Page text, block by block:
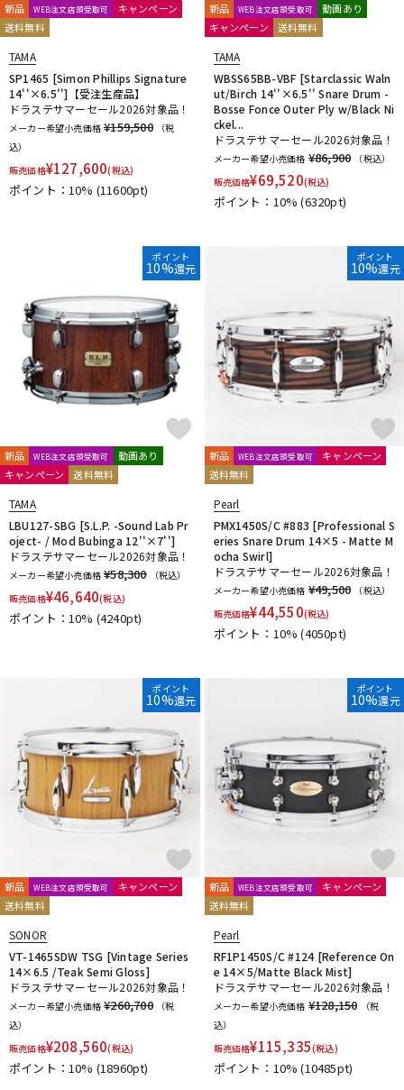
新品 WEB注文店頭受取可
キャンペーン
送料無料
TAMA
SP1465 [Simon Phillips Signature
14''×6.5'']【受注生産品】
ドラステサマーセール2026対象品！
メーカー希望小売価格 ¥159,500
（税
込）
販売価格¥127,600(税込)
ポイント：10% (11600pt)
新品 WEB注文店頭受取可
動画あり
キャンペーン
送料無料
TAMA
WBSS65BB-VBF [Starclassic Waln
ut/Birch 14''×6.5'' Snare Drum -
Bosse Fonce Outer Ply w/Black Ni
ckel...
ドラステサマーセール2026対象品！
メーカー希望小売価格 ¥86,900
（税込）
販売価格¥69,520(税込)
ポイント：10%(6320pt)
ポイント
10%還元
新品 WEB注文店頭受取可
動画あり
キャンペーン
送料無料
TAMA
LBU127-SBG [S.L.P. -Sound Lab Pr
oject- / Mod Bubinga 12''×7'']
ドラステサマーセール2026対象品！
メーカー希望小売価格 ¥58,300
（税込）
販売価格¥46,640(税込)
ポイント：10% (4240pt)
ポイント
10%還元
新品 WEB注文店頭受取可
キャンペーン
送料無料
Pearl
PMX1450S/C #883 [Professional S
eries Snare Drum 14×5 - Matte M
ocha Swirl]
ドラステサマーセール2026対象品！
メーカー希望小売価格 ¥49,500
（税込）
販売価格¥44,550(税込)
ポイント：10%(4050pt)
ポイント
10%還元
新品 WEB注文店頭受取可
キャンペーン
送料無料
SONOR
VT-1465SDW TSG [Vintage Series
14×6.5 /Teak Semi Gloss]
ドラステサマーセール2026対象品！
メーカー希望小売価格 ¥260,700
（税
込）
販売価格¥208,560(税込)
ポイント：10% (18960pt)
ポイント
10%還元
新品 WEB注文店頭受取可
キャンペーン
送料無料
Pearl
RF1P1450S/C #124 [Reference On
e 14×5/Matte Black Mist]
ドラステサマーセール2026対象品！
メーカー希望小売価格 ¥128,150
（税
込）
販売価格¥115,335(税込)
ポイント：10%(10485pt)